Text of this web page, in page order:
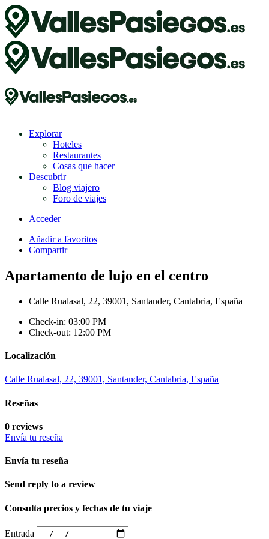
Explorar
Hoteles
Restaurantes
Cosas que hacer
Descubrir
Blog viajero
Foro de viajes
Acceder
Añadir a favoritos
Compartir
Apartamento de lujo en el centro
Calle Rualasal, 22, 39001, Santander, Cantabria, España
Check-in: 03:00 PM
Check-out: 12:00 PM
Localización
Calle Rualasal, 22, 39001, Santander, Cantabria, España
Reseñas
0 reviews
Envía tu reseña
Envía tu reseña
Send reply to a review
Consulta precios y fechas de tu viaje
Entrada